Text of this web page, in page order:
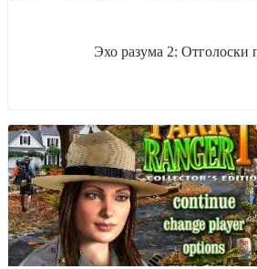
Эхо разума 2: Отголоски